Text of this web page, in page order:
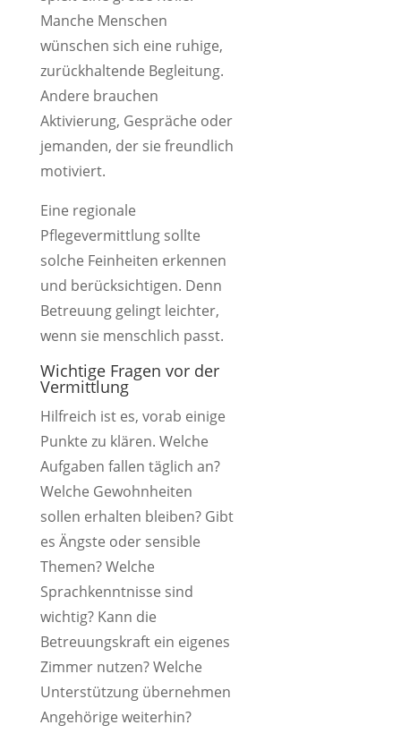
Manche Menschen
wünschen sich eine ruhige,
zurückhaltende Begleitung.
Andere brauchen
Aktivierung, Gespräche oder
jemanden, der sie freundlich
motiviert.
Eine regionale
Pflegevermittlung sollte
solche Feinheiten erkennen
und berücksichtigen. Denn
Betreuung gelingt leichter,
wenn sie menschlich passt.
Wichtige Fragen vor der
Vermittlung
Hilfreich ist es, vorab einige
Punkte zu klären. Welche
Aufgaben fallen täglich an?
Welche Gewohnheiten
sollen erhalten bleiben? Gibt
es Ängste oder sensible
Themen? Welche
Sprachkenntnisse sind
wichtig? Kann die
Betreuungskraft ein eigenes
Zimmer nutzen? Welche
Unterstützung übernehmen
Angehörige weiterhin?